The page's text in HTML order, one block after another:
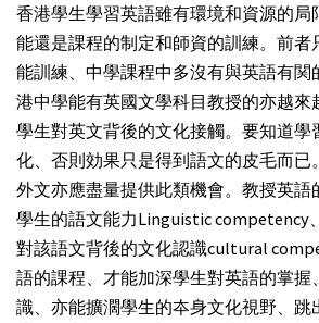
香港學生學習英語雖有環境和資源的局
能還是課程的制定和師資的訓練。前者
能訓練、中學課程中多沒有與英語有関
港中學能有英國文學科目教授的亦越來
學生對英文背後的文化接觸。要知道學
化、否則効果只是得到語文的皮毛而已
外文亦應盡量提供此類機會。教授英語
學生的語文能力Linguistic competency
對該語文背後的文化認識cultural
語的課程、才能加深學生對英語的掌握
識、亦能擴濶學生的夲身文化視野、跳